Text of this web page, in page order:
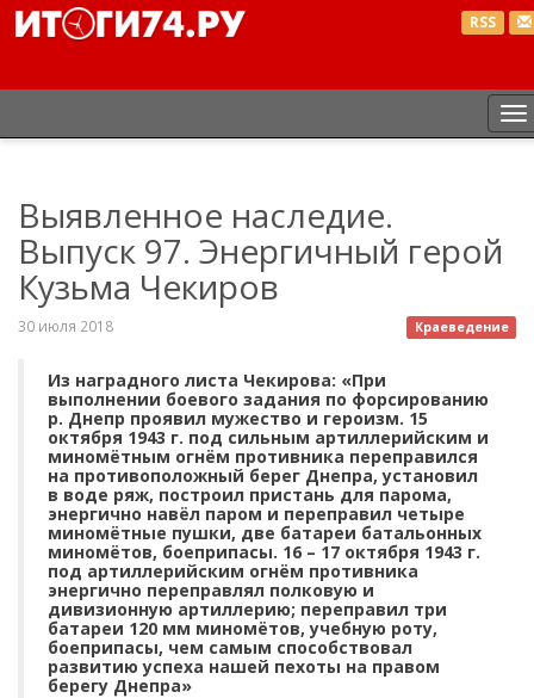
RSS
Выявленное наследие.
Выпуск 97. Энергичный герой
Кузьма Чекиров
Краеведение
30 июля 2018
Из наградного листа Чекирова: «При
выполнении боевого задания по форсированию
р. Днепр проявил мужество и героизм. 15
октября 1943 г. под сильным артиллерийским и
миномётным огнём противника переправился
на противоположный берег Днепра, установил
в воде ряж, построил пристань для парома,
энергично навёл паром и переправил четыре
миномётные пушки, две батареи батальонных
миномётов, боеприпасы. 16 – 17 октября 1943 г.
под артиллерийским огнём противника
энергично переправлял полковую и
дивизионную артиллерию; переправил три
батареи 120 мм миномётов, учебную роту,
боеприпасы, чем самым способствовал
развитию успеха нашей пехоты на правом
берегу Днепра»